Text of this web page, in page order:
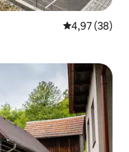
Évaluation
4,97 (38)